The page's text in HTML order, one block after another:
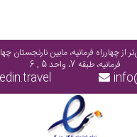
از چهارراه فرمانیه، مابین
فرمانیه، طبقه 7، واحد 5 , 6